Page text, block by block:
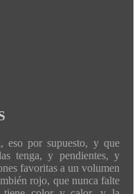
eso por supuesto, y que
tenga, y pendientes, y
favoritas a un volumen
rojo, que nunca falte